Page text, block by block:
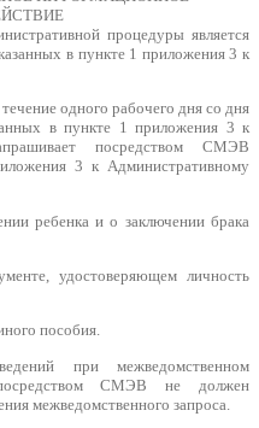
процедуры является
в пункте 1 приложения 3 к
одного рабочего дня со дня
в пункте 1 приложения 3 к
посредством СМЭВ
3 к Административному
ребенка и о заключении брака
удостоверяющем личность
пособия.
при межведомственном
посредством СМЭВ не должен
межведомственного запроса.